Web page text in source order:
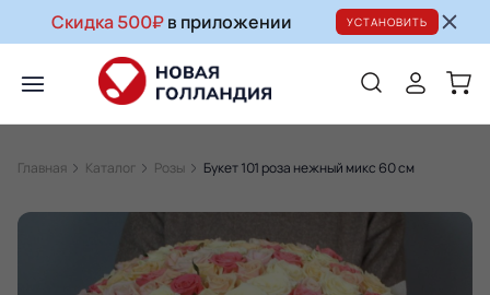
Скидка 500₽в приложении УСТАНОВИТЬ
Главная Каталог Розы Букет 101 роза нежный микс 60 см